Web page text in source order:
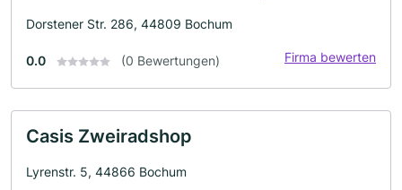
Dorstener Str. 286, 44809 Bochum
0.0 (0 Bewertungen) Firma bewerten
Casis Zweiradshop
Lyrenstr. 5, 44866 Bochum